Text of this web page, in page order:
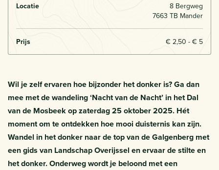
Locatie
8 Bergweg
7663 TB Mander
Prijs € 2,50 - € 5
Wil je zelf ervaren hoe bijzonder het donker is? Ga dan
mee met de wandeling ‘Nacht van de Nacht’ in het Dal
van de Mosbeek op zaterdag 25 oktober 2025. Hét
moment om te ontdekken hoe mooi duisternis kan zijn.
Wandel in het donker naar de top van de Galgenberg met
een gids van Landschap Overijssel en ervaar de stilte en
het donker. Onderweg wordt je beloond met een